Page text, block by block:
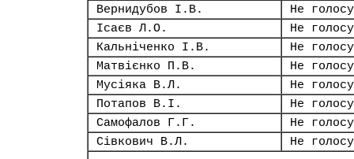
Вернидубов І.В.
Не
Ісаєв Л.О.
Не
Кальніченко І.В.
Не
Матвієнко П.В.
Не
Мусіяка В.Л.
Не
Потапов В.І.
Не
Самофалов Г.Г.
Не
Сівкович В.Л.
Не